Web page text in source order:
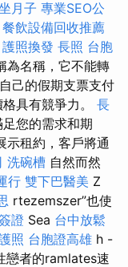
月子 專業SEO公
餐飲設備回收推薦
護照換發 長照 台胞
為名稱，它不能轉
己的假期支票支付
具有競爭力。 長
您的需求和期
示租約，客戶將通
洗碗槽 自然而然
行 雙下巴醫美 Z
rtezemszer”也使
證 Sea 台中放鬆
照 台胞證高雄 h -
戀者的ramlates速